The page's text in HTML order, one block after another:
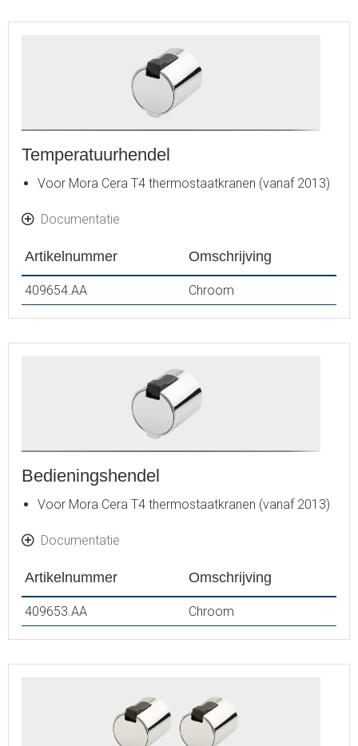
Temperatuurhendel
Voor Mora Cera T4 thermostaatkranen (vanaf 2013)
Documentatie
Artikelnummer Omschrijving
409654.AA Chroom
Bedieningshendel
Voor Mora Cera T4 thermostaatkranen (vanaf 2013)
Documentatie
Artikelnummer Omschrijving
409653.AA Chroom